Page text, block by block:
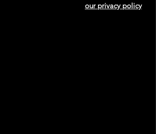
our privacy policy